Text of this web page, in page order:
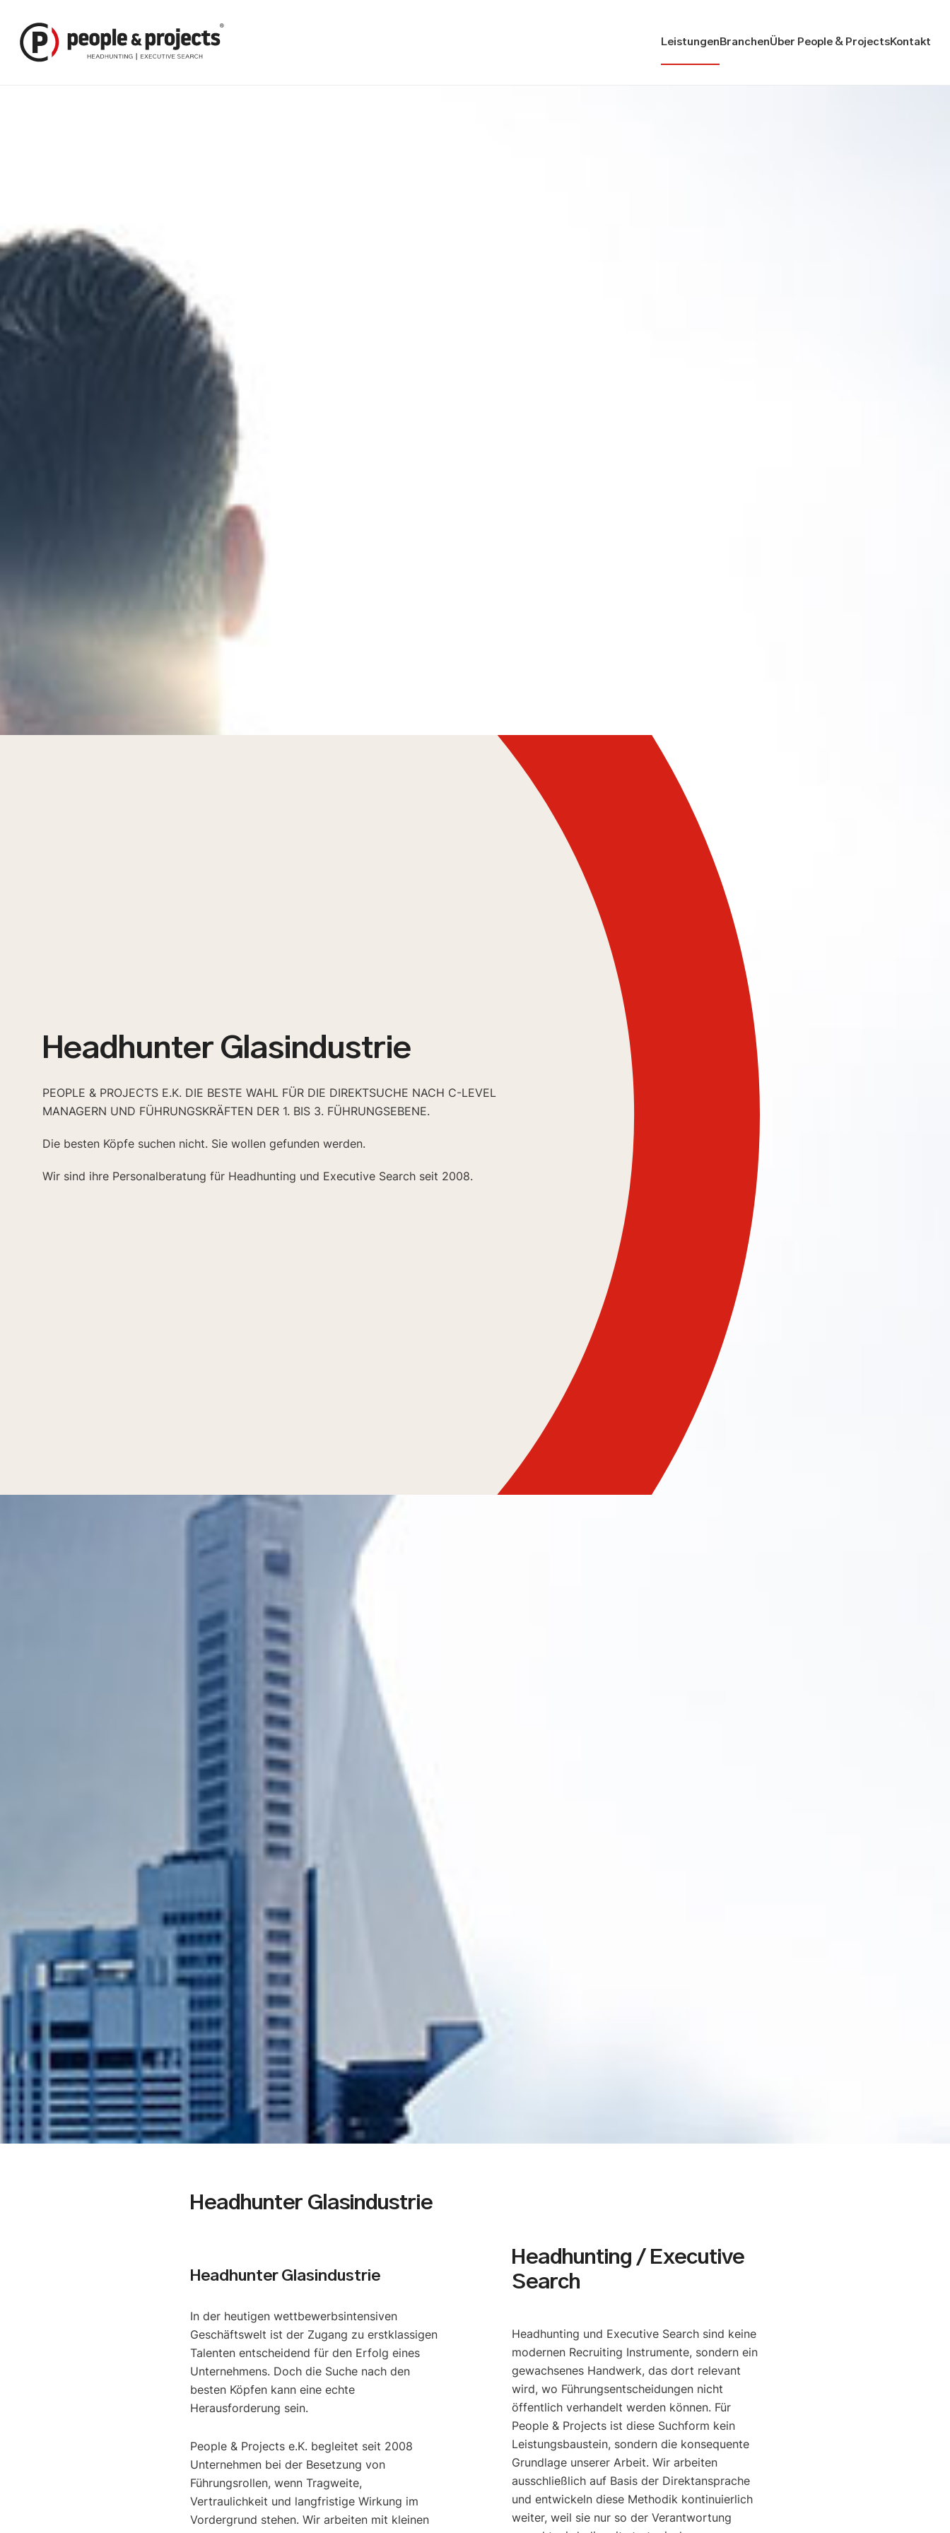
Leistungen BranchenÜber People & Projects Kontakt
Headhunter Glasindustrie
PEOPLE & PROJECTS E.K. DIE BESTE WAHL FÜR DIE DIREKTSUCHE NACH C-LEVEL
MANAGERN UND FÜHRUNGSKRÄFTEN DER 1. BIS 3. FÜHRUNGSEBENE.
Die besten Köpfe suchen nicht. Sie wollen gefunden werden.
Wir sind ihre Personalberatung für Headhunting und Executive Search seit 2008.
Headhunter Glasindustrie
Headhunter Glasindustrie
In der heutigen wettbewerbsintensiven
Geschäftswelt ist der Zugang zu erstklassigen
Talenten entscheidend für den Erfolg eines
Unternehmens. Doch die Suche nach den
besten Köpfen kann eine echte
Herausforderung sein.
People & Projects e.K. begleitet seit 2008
Unternehmen bei der Besetzung von
Führungsrollen, wenn Tragweite,
Vertraulichkeit und langfristige Wirkung im
Vordergrund stehen. Wir arbeiten mit kleinen
Headhunting / Executive
Search
Headhunting und Executive Search sind keine
modernen Recruiting Instrumente, sondern ein
gewachsenes Handwerk, das dort relevant
wird, wo Führungsentscheidungen nicht
öffentlich verhandelt werden können. Für
People & Projects ist diese Suchform kein
Leistungsbaustein, sondern die konsequente
Grundlage unserer Arbeit. Wir arbeiten
ausschließlich auf Basis der Direktansprache
und entwickeln diese Methodik kontinuierlich
weiter, weil sie nur so der Verantwortung